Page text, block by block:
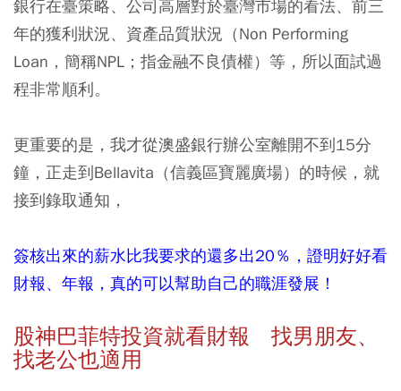
銀行在臺策略、公司高層對於臺灣市場的看法、前三
年的獲利狀況、資產品質狀況（Non Performing
Loan，簡稱NPL；指金融不良債權）等，所以面試過
程非常順利。
更重要的是， 我才從澳盛銀行辦公室離開不到15分
鐘， 正走到Bellavita（信義區寶麗廣場）的時候， 就
接到錄取通知，
簽核出來的薪水比我要求的還多出20％，證明好好看
財報、年報，真的可以幫助自己的職涯發展！
股神巴菲特投資就看財報 找男朋友、
找老公也適用